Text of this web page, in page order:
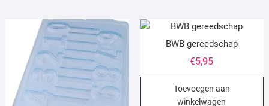
BWB gereedschap
€5,95
Toevoegen aan
winkelwagen